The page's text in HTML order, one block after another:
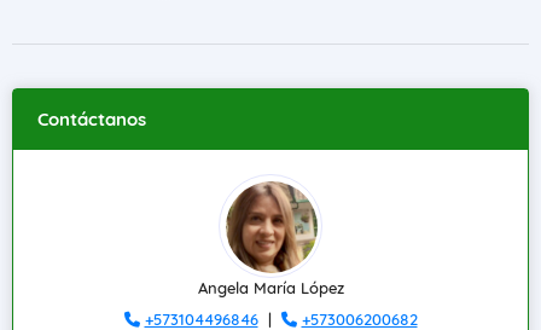
Contáctanos
Angela María López
+573104496846|
+573006200682